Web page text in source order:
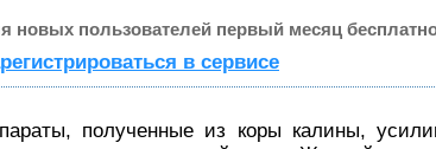
новых пользователей первый месяц
в сервисе
полученные из коры калины,